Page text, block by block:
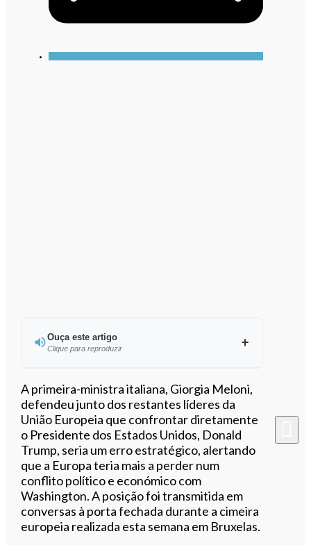
Ouça este artigo
Clique para reproduzir
Ouvir este artigo
A primeira-ministra italiana, Giorgia Meloni,
defendeu junto dos restantes líderes da
União Europeia que confrontar diretamente
o Presidente dos Estados Unidos, Donald
Trump, seria um erro estratégico, alertando
que a Europa teria mais a perder num
conflito político e económico com
Washington. A posição foi transmitida em
conversas à porta fechada durante a cimeira
europeia realizada esta semana em Bruxelas.